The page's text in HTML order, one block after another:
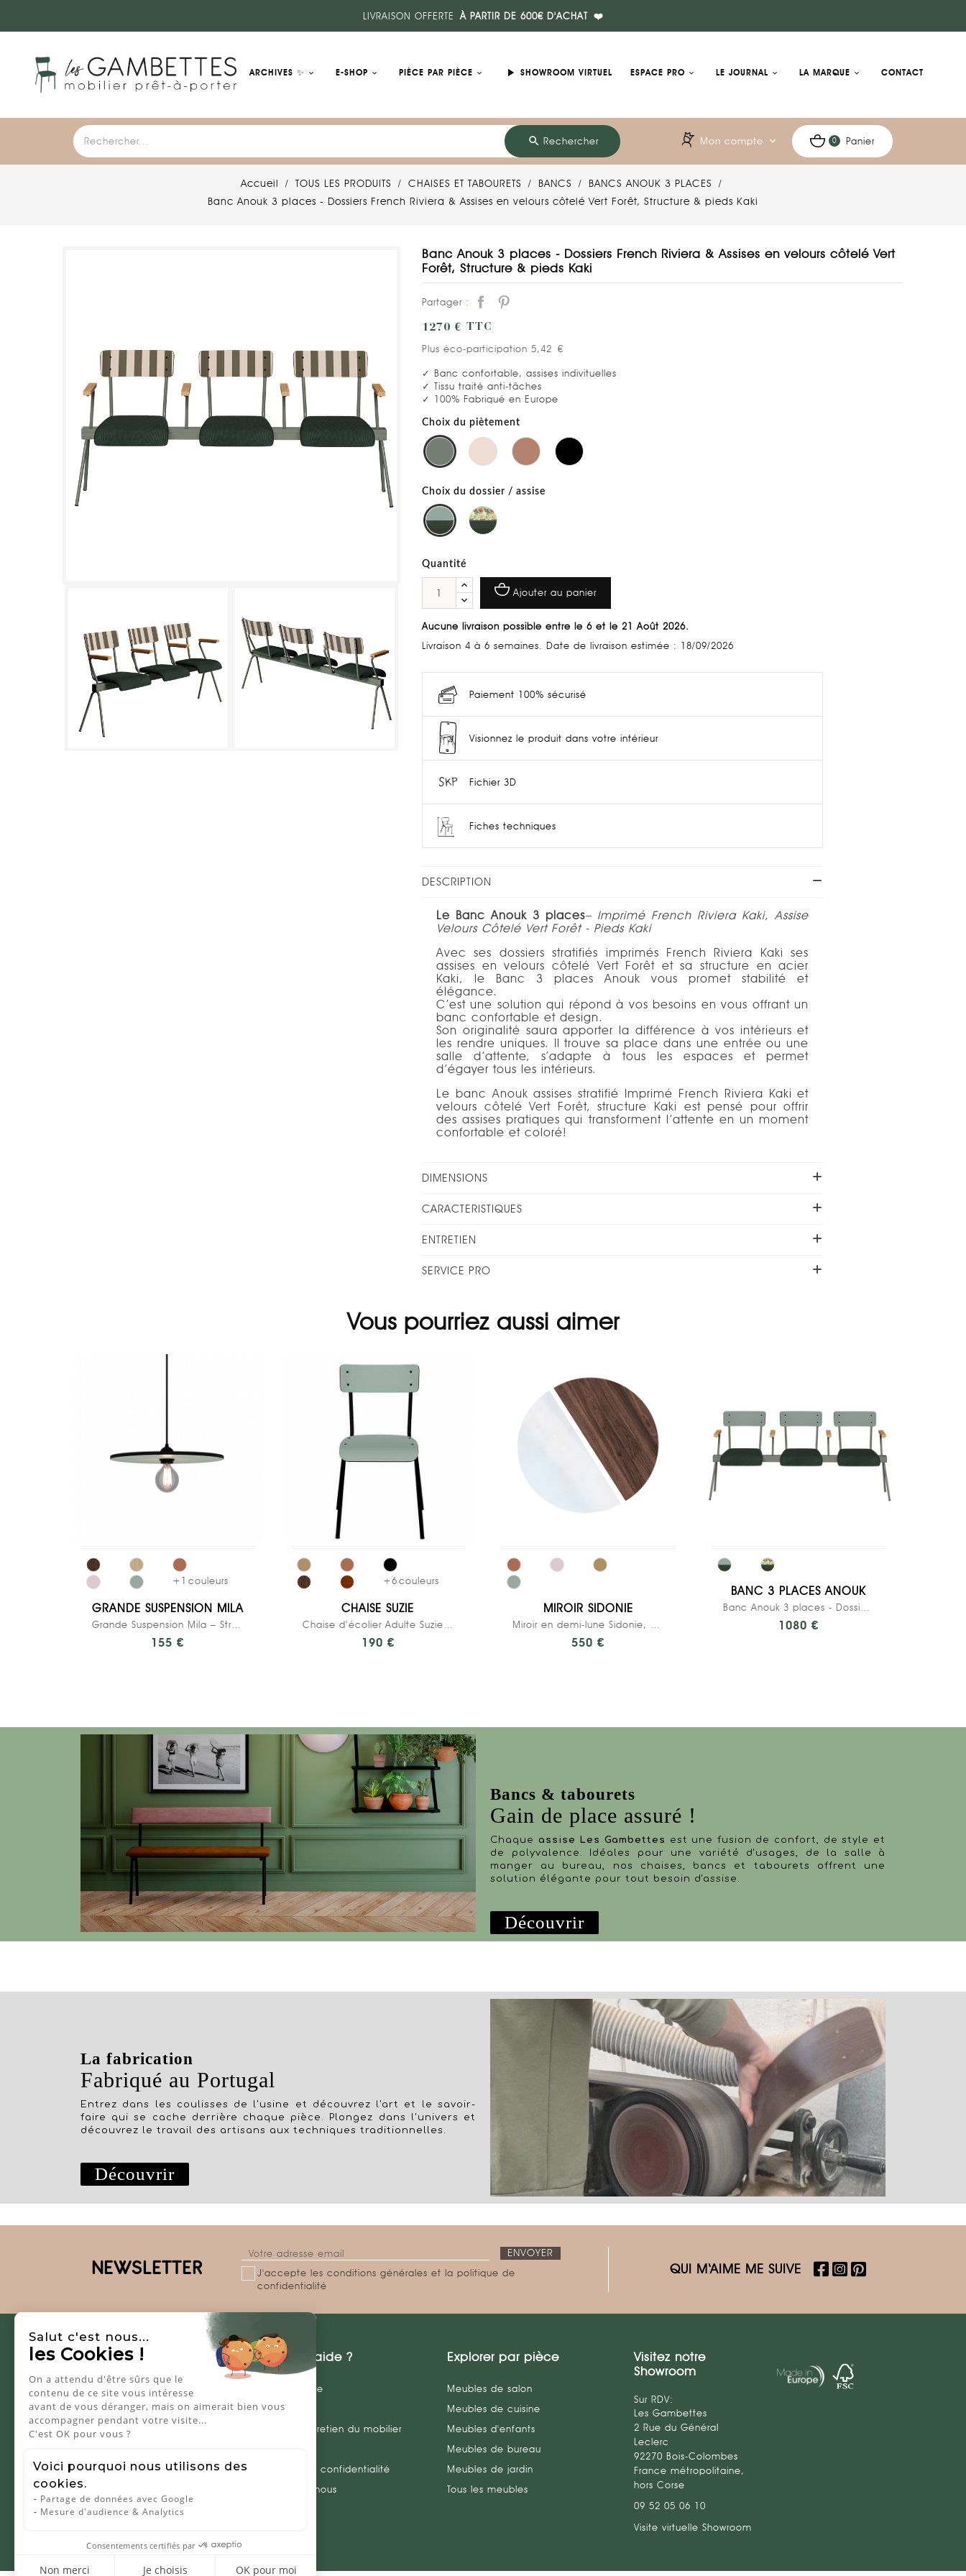
LIVRAISON OFFERTE À PARTIR DE 600€ D'ACHAT ❤️
ARCHIVES ✨ E-SHOP PIÈCE PAR PIÈCE play_arrow SHOWROOM VIRTUEL ESPACE PRO LE JOURNAL LA MARQUE CONTACT
0 Panier
Mon compte expand_more
search Rechercher
Accueil TOUS LES PRODUITS CHAISES ET TABOURETS BANCS
BANCS ANOUK 3 PLACES
Banc Anouk 3 places - Dossiers French Riviera & Assises en velours côtelé Vert Forêt, Structure & pieds Kaki
Banc Anouk 3 places - Dossiers French Riviera & Assises en velours côtelé Vert
Forêt, Structure & pieds Kaki
Partager :
1270 € TTC
Plus éco-participation 5,42 €
✓ Banc confortable, assises indivituelles
✓ Tissu traité anti-tâches
✓ 100% Fabriqué en Europe
Choix du piètement
Choix du dossier / assise
Quantité
Ajouter au panier
Aucune livraison possible entre le 6 et le 21 Août 2026.
Livraison 4 à 6 semaines. Date de livraison estimée : 18/09/2026
Paiement 100% sécurisé
Visionnez le produit dans votre intérieur
Fichier 3D
Fiches techniques
DESCRIPTION
Le Banc Anouk 3 places– Imprimé French Riviera Kaki, Assise
Velours Côtelé Vert Forêt - Pieds Kaki
Avec ses dossiers stratifiés imprimés French Riviera Kaki ses
assises en velours côtelé Vert Forêt et sa structure en acier
Kaki, le Banc 3 places Anouk vous promet stabilité et
élégance.
C’est une solution qui répond à vos besoins en vous offrant un
banc confortable et design.
Son originalité saura apporter la différence à vos intérieurs et
les rendre uniques. Il trouve sa place dans une entrée ou une
salle d’attente, s’adapte à tous les espaces et permet
d’égayer tous les intérieurs.
Le banc Anouk assises stratifié Imprimé French Riviera Kaki et
velours côtelé Vert Forêt, structure Kaki est pensé pour offrir
des assises pratiques qui transforment l’attente en un moment
confortable et coloré!
DIMENSIONS
CARACTERISTIQUES
ENTRETIEN
SERVICE PRO
Vous pourriez aussi aimer
+1 couleurs
GRANDE SUSPENSION MILA
Grande Suspension Mila – Stratifié Uni Kaki
155 €
+6couleurs
CHAISE SUZIE
Chaise d’écolier Adulte Suzie Stratifié Dossier...
190 €
MIROIR SIDONIE
Miroir en demi-lune Sidonie, Stratifié Bois...
550 €
BANC 3 PLACES ANOUK
Banc Anouk 3 places - Dossiers Stratifié Uni...
1080 €
Bancs & tabourets
Gain de place assuré !
Chaque assise Les Gambettes
est une fusion de confort, de style et
de polyvalence. Idéales pour une variété d'usages, de la salle à
manger au bureau, nos chaises, bancs et tabourets offrent une
solution élégante pour tout besoin d'assise.
Découvrir
La fabrication
Fabriqué au Portugal
Entrez dans les coulisses de l'usine et découvrez l'art et le savoir-
faire qui se cache derrière chaque pièce. Plongez dans l'univers et
découvrez le travail des artisans aux techniques traditionnelles.
Découvrir
NEWSLETTER
J'accepte les conditions générales et la politique de
confidentialité
QUI M‘AIME ME SUIVE
A propos
Notre marque
Nos points de vente
Notre blog
Nous rejoindre
Besoin d'aide ?
Mon compte
Livraison
Guide d'entretien du mobilier
Politique de confidentialité
Contactez-nous
Explorer par pièce
Meubles de salon
Meubles de cuisine
Meubles d'enfants
Meubles de bureau
Meubles de jardin
Tous les meubles
Visitez notre
Showroom
Sur RDV:
Les Gambettes
2 Rue du Général
Leclerc
92270 Bois-Colombes
France métropolitaine,
hors Corse
09 52 05 06 10
Visite virtuelle Showroom
Salut c'est nous...
les Cookies !
On a attendu d'être sûrs que le
contenu de ce site vous intéresse
avant de vous déranger, mais on aimerait bien vous
accompagner pendant votre visite...
C'est OK pour vous ?
Voici pourquoi nous utilisons des
cookies.
Partage de données avec Google
Mesure d'audience & Analytics
Consentements certifiés par
Non merci Je choisis OK pour moi